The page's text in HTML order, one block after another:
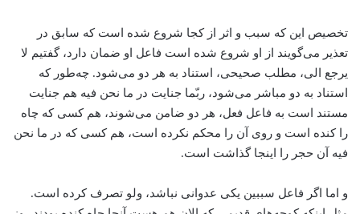
تخصیص این که سبب و اثر از کجا شروع شده است که سابق در
تعذیر می‌گویند از او شروع شده است فاعل او ضمان دارد، گفتیم لا
یرجع الی، مطلب صحیحی، استناد به هر دو می‌شود. چه‌طور که
استناد به دو مباشر می‌شود، ربّما جنایت در ما نحن فیه هم جنایت
مستند است به فاعل فعل، هر دو ضامن می‌شوند، هم کسی که چاه
را کنده است و روی آن را محکم نکرده است، هم کسی که در ما نحن
فیه آن حجر را اینجا گذاشت است.
و اما اگر فاعل سببین یکی عدوانی نباشد، ولو تصرف کرده است.